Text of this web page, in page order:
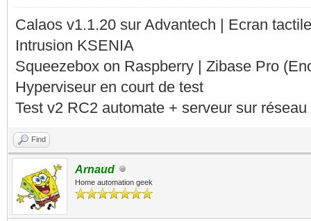
Calaos v1.1.20 sur Advantech | Ecran
Intrusion KSENIA
Squeezebox on Raspberry | Zibase Pro
Hyperviseur en court de test
Test v2 RC2 automate + serveur sur
Find
Arnaud
Home automation geek